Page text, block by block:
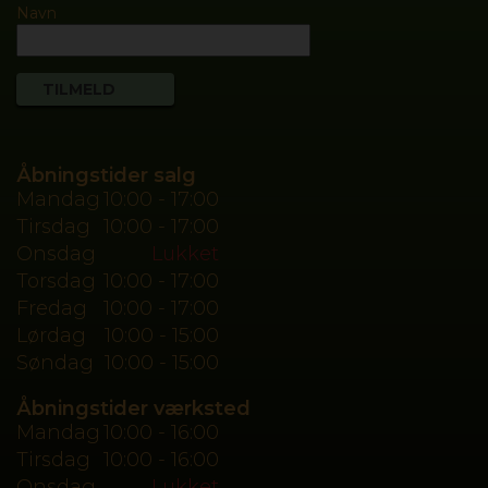
Navn
Åbningstider salg
Mandag 10:00 - 17:00
Tirsdag
10:00 - 17:00
Onsdag
Lukket
Torsdag 10:00 - 17:00
Fredag
10:00 - 17:00
Lørdag
10:00 - 15:00
Søndag 10:00 - 15:00
Åbningstider værksted
Mandag 10:00 - 16:00
Tirsdag
10:00 - 16:00